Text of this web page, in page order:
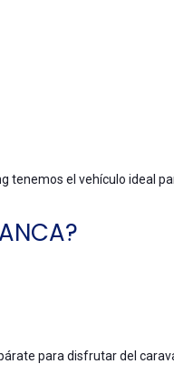
tenemos el vehículo ideal
para disfrutar del